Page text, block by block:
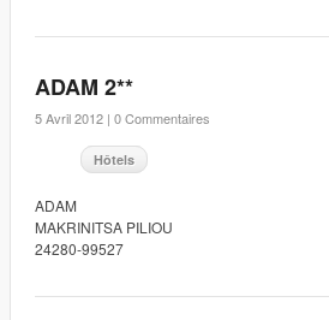
ADAM 2**
5 Avril 2012 | 0 Commentaires
Hôtels
ADAM
MAKRINITSA PILIOU
24280-99527